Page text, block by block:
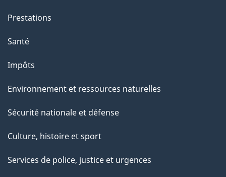
Prestations
Santé
Impôts
Environnement et ressources naturelles
Sécurité nationale et défense
Culture, histoire et sport
Services de police, justice et urgences